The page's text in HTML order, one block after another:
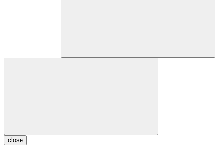
close